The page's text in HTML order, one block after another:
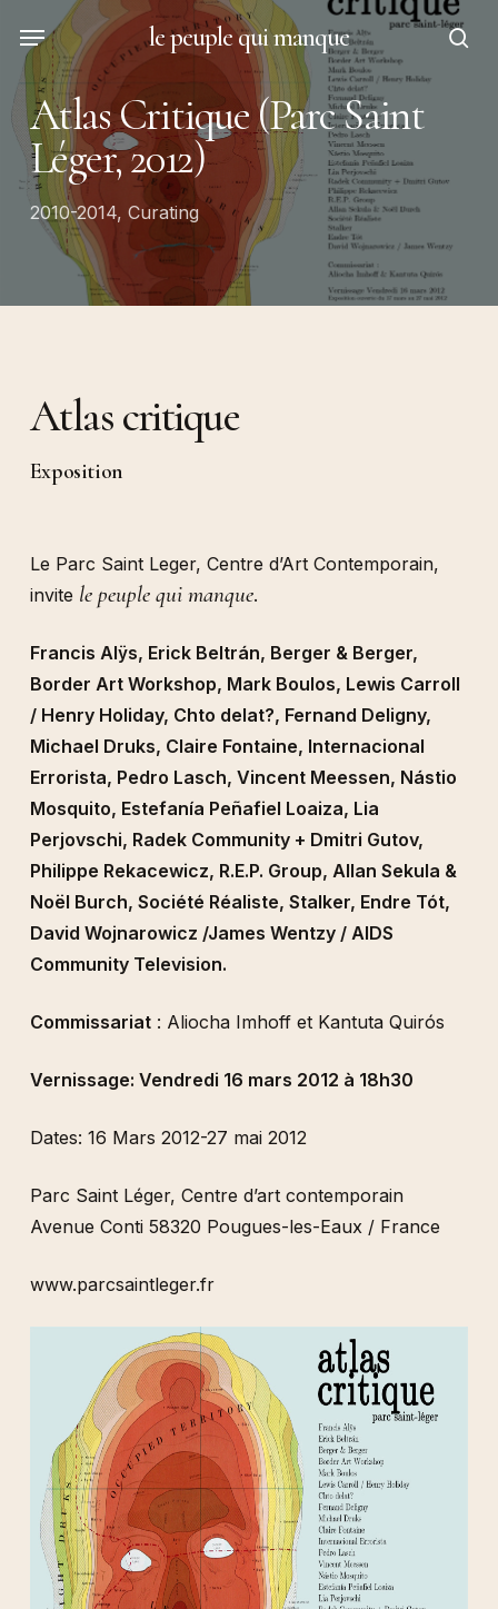
main
content
le peuple qui manque
Menu
Atlas Critique (Parc Saint
Léger, 2012)
2010-2014, Curating
Atlas critique
Exposition
Le Parc Saint Leger, Centre d’Art Contemporain,
invite le peuple qui manque.
Francis Alÿs, Erick Beltrán, Berger & Berger,
Border Art Workshop, Mark Boulos, Lewis Carroll
/ Henry Holiday, Chto delat?, Fernand Deligny,
Michael Druks, Claire Fontaine, Internacional
Errorista, Pedro Lasch, Vincent Meessen, Nástio
Mosquito, Estefanía Peñafiel Loaiza, Lia
Perjovschi, Radek Community + Dmitri Gutov,
Philippe Rekacewicz, R.E.P. Group, Allan Sekula &
Noël Burch, Société Réaliste, Stalker, Endre Tót,
David Wojnarowicz /James Wentzy / AIDS
Community Television.
Commissariat: Aliocha Imhoff et Kantuta Quirós
Vernissage: Vendredi 16 mars 2012 à 18h30
Dates: 16 Mars 2012-27 mai 2012
Parc Saint Léger, Centre d’art contemporain
Avenue Conti 58320 Pougues-les-Eaux / France
www.parcsaintleger.fr